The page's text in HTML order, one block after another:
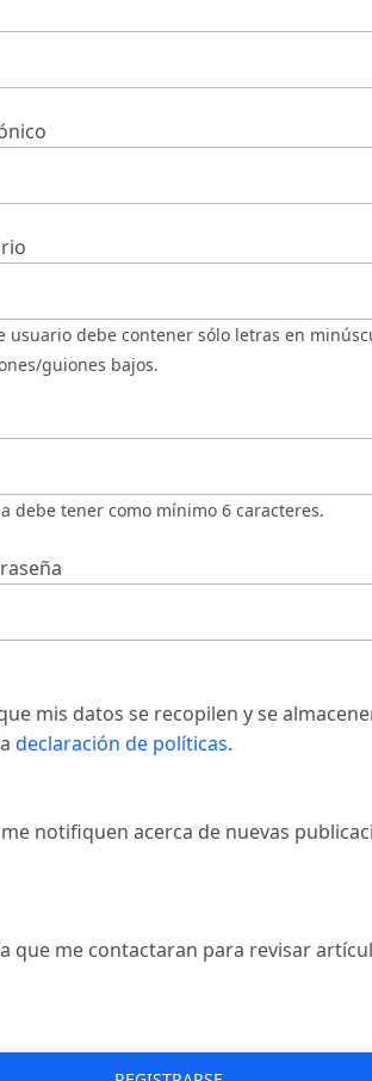
guiones bajos.
debe tener como mínimo 6 caracteres.
mis datos se recopilen y se
declaración de políticas.
notifiquen acerca de nuevas
que me contactaran para revisar